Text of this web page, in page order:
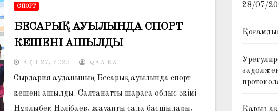
СПОРТ
БЕСАРЫҚ АУЫЛЫНДА СПОРТ
КЕШЕНІ АШЫЛДЫ
АҚП 27, 2025 QAA.KZ
Сырдария ауданының Бесарық ауылында спорт
кешені ашылды. Салтанатты шараға облыс әкімі
Нұрлыбек Нәлібаев, жауапты сала басшылары,
28/07/